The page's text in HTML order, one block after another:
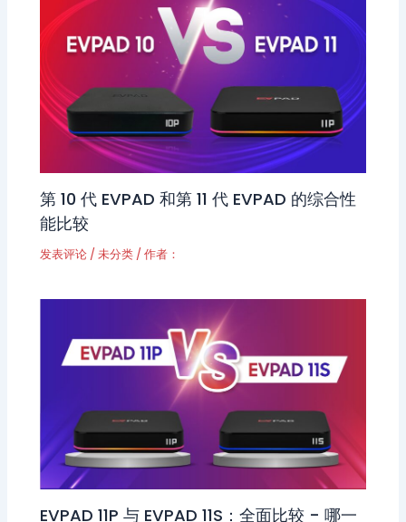
第 10 代 EVPAD 和第 11 代 EVPAD 的综合性
能比较
发表评论 /未分类 / 作者：
EVPAD 11P 与 EVPAD 11S：全面比较 - 哪一